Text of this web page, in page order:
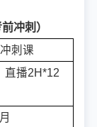
冲刺）
刺课
直播2H*12